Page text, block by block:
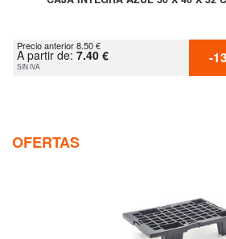
Precio anterior 8.50 €
A partir de: 7.40 €
SIN IVA -
OFERTAS